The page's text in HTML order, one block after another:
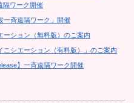
隔ワーク開催
一斉遠隔ワーク」開催
ション（無料版）のご案内
シエーション（有料版）」のご案内
】一斉遠隔ワーク開催